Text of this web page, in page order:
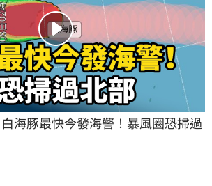
白海豚最快今發海警！暴風圈恐掃過